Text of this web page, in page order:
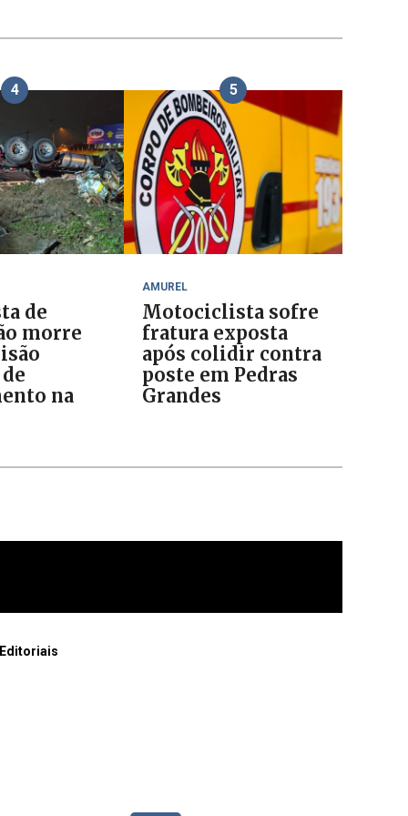
4
de
morre
na
5
AMUREL
Motociclista sofre
fratura exposta
após colidir contra
poste em Pedras
Grandes